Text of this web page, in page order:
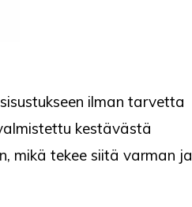
ilman tarvetta
kestävästä
mikä tekee siitä varman ja